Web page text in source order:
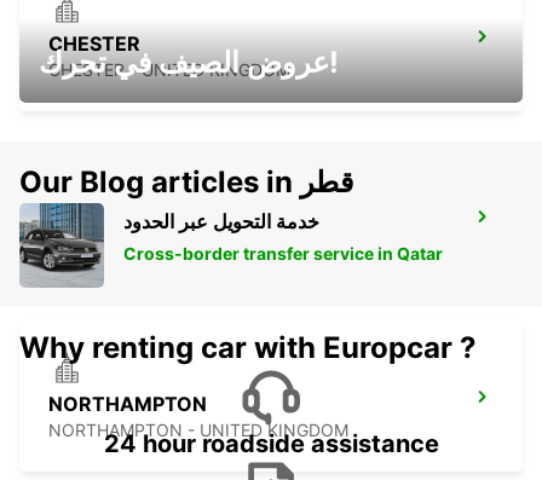
CHESTER
CHESTER - UNITED KINGDOM
MANCHESTER AIRPORT
MANCHESTER - UNITED KINGDOM
NORTHAMPTON
NORTHAMPTON - UNITED KINGDOM
عروض الصيف في تحرك!
Our Blog articles in قطر
خدمة التحويل عبر الحدود
Cross-border transfer service in Qatar
Why renting car with Europcar ?
24 hour roadside assistance